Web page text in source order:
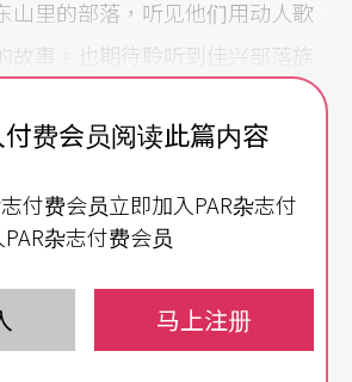
山里的部落，听见他们用动人歌
故事。也期待聆听到佳兴部落族
统歌谣。音乐总监查马克．法拉
奏，用人声细致分部，让聆听者
，在和谐的歌声中，找到安静的
们急躁的灵魂。查马克．法拉屋
费会员阅读此篇内容
付费会员立即加入PAR杂志付
杂志付费会员
马上注册